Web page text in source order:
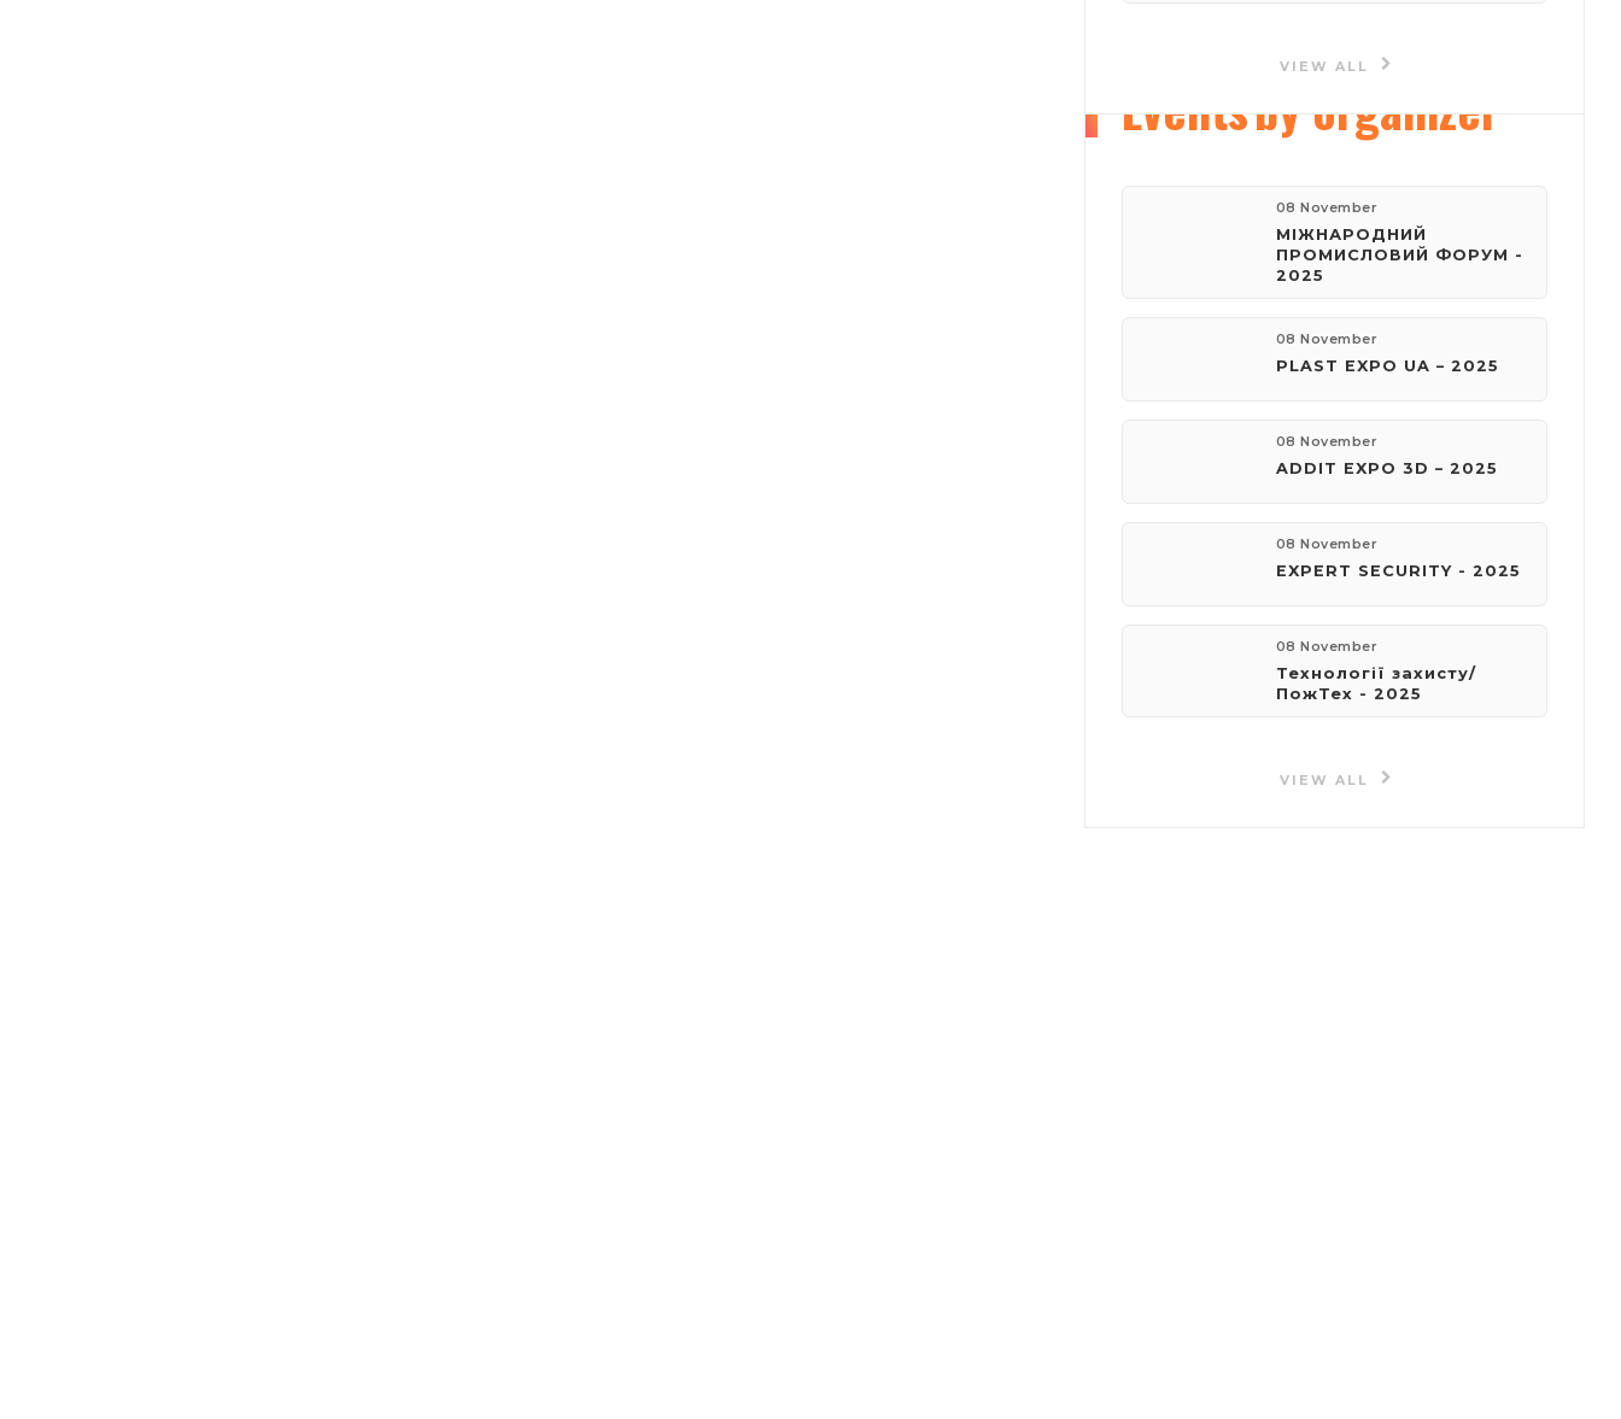
Eventsby organizer
08 November
МІЖНАРОДНИЙ
ПРОМИСЛОВИЙ ФОРУМ -
2025
08 November
PLAST EXPO UA – 2025
08 November
ADDIT EXPO 3D – 2025
08 November
EXPERT SECURITY - 2025
08 November
Технології захисту/
ПожТех - 2025
VIEW ALL
VIEW ALL